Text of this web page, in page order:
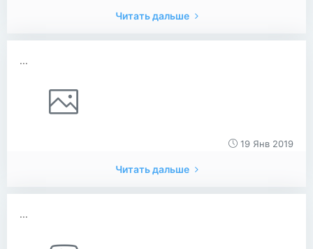
Читать дальше
...
19 Янв 2019
Читать дальше
...